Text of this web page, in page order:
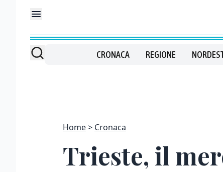
CRONACA REGIONE
Home Cronaca
Trieste, il